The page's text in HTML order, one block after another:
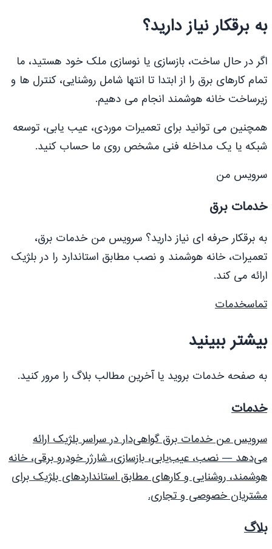
به برقکار نیاز دارید؟
اگر در حال ساخت، بازسازی یا نوسازی ملک خود هستید، ما
تمام کارهای برق را از ابتدا تا انتها شامل روشنایی، کنترل ها و
زیرساخت خانه هوشمند انجام می دهیم.
همچنین می توانید برای تعمیرات موردی، عیب یابی، توسعه
شبکه یا یک مداخله فنی مشخص روی ما حساب کنید.
سرویس من
خدمات برق
به برقکار حرفه ای نیاز دارید؟ سرویس من خدمات برق،
تعمیرات، خانه هوشمند و نصب مطابق استاندارد را در بلژیک
ارائه می کند.
تماسخدمات
بیشتر ببینید
به صفحه خدمات بروید یا آخرین مطالب بلاگ را مرور کنید.
خدمات
سرویس من خدمات برق گواهی‌دار در سراسر بلژیک ارائه
می‌دهد — نصب، عیب‌یابی، بازسازی، شارژر خودرو برقی، خانه
هوشمند، روشنایی و کارهای مطابق استانداردهای بلژیک برای
مشتریان خصوصی و تجاری.
بلاگ